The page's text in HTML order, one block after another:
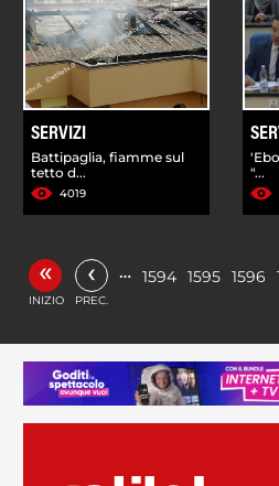
SERVIZI
Battipaglia, fiamme sul
tetto d...
4019
"...
«
INIZIO
‹
PREC.
… 1594 1595 1596